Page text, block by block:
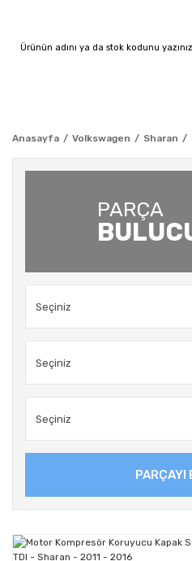
Anasayfa Volkswagen Sharan
PARÇA
PARÇAYI